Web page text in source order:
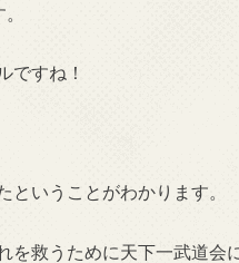
ですね！
いうことがわかります。
を救うために天下一武道会